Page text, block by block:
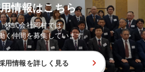
情報はこちら
株式会社岡村では
く仲間を募集しています。
用情報を詳しく見る